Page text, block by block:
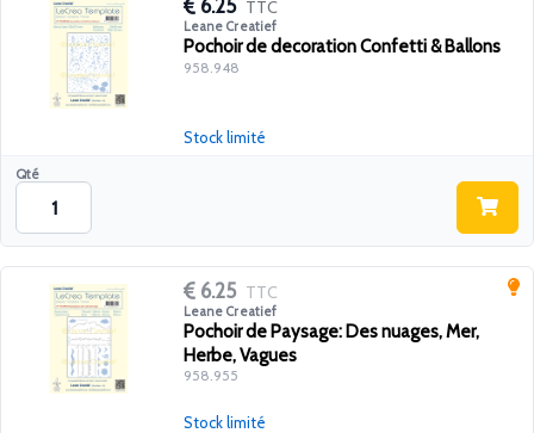
6.25 TTC
Leane Creatief
Pochoir de decoration Confetti & Ballons
958.948
Qté
Stock limité
6.25 TTC
Leane Creatief
Pochoir de Paysage: Des nuages, Mer,
Herbe, Vagues
958.955
Stock limité